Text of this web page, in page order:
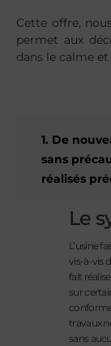
Cette offre,
permet aux
dans le calme
1. De
sans
réalisés
Le
L’usine
vis-à-vis
fait
sur
travaux
sans